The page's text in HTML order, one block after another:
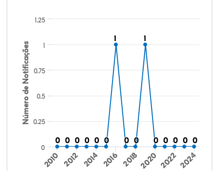
Número de Notificações
0
0 0
0 0
0 0
0 0
0 0
0
11
0
0 0
0
11
0
0 0
0 0
0 0
0 0
0
2010 2012 2014 2016 2018 2020 2022 2024
0
0.25
0.5
0.75
1
1.25